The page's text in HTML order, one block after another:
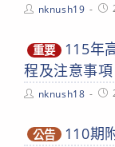
Postnknush19
重要
115年
程及注意事項
Postnknush18
公告 110期